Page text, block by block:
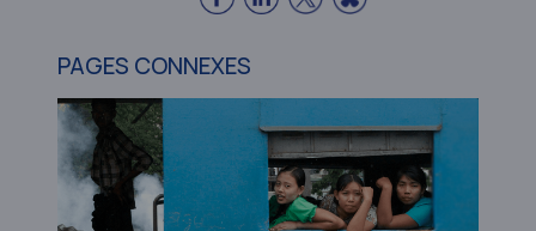
PAGES CONNEXES